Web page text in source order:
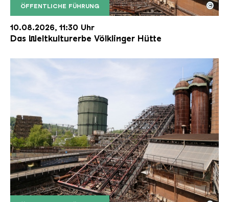
ÖFFENTLICHE FÜHRUNG
Der Erzschrägaufzug der Völklinger Hütte mit
Copyright: Weltkulturerbe Völklinger Hütte | Karl
©
10.08.2026, 11:30 Uhr
Das Weltkulturerbe Völklinger Hütte